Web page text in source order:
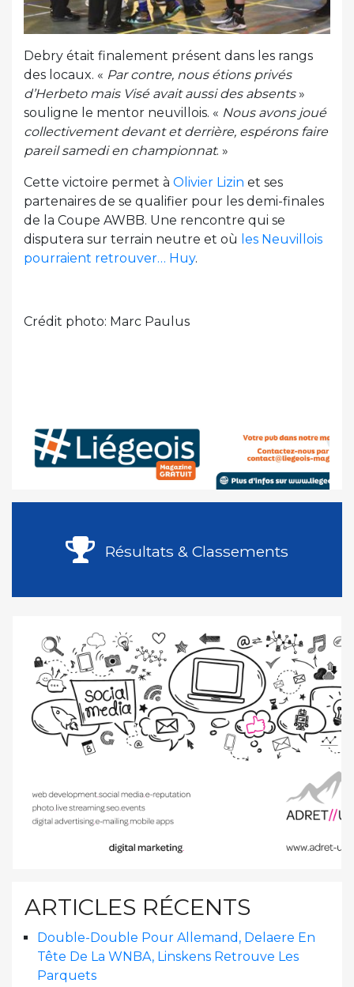
Debry était finalement présent dans les rangs
des locaux. « Par contre, nous étions privés
d’Herbeto mais Visé avait aussi des absents»
souligne le mentor neuvillois. « Nous avons joué
collectivement devant et derrière, espérons faire
pareil samedi en championnat. »
Cette victoire permet à Olivier Lizin et ses
partenaires de se qualifier pour les demi-finales
de la Coupe AWBB. Une rencontre qui se
disputera sur terrain neutre et où les Neuvillois
pourraient retrouver… Huy.
Crédit photo: Marc Paulus
Résultats & Classements
ARTICLES RÉCENTS
Double-Double Pour Allemand, Delaere En
Tête De La WNBA, Linskens Retrouve Les
Parquets